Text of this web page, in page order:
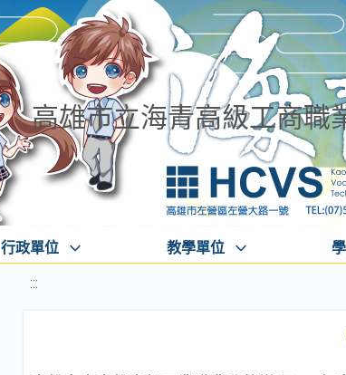
高雄市立海青高級工商職
行政單位 教學單位
:::